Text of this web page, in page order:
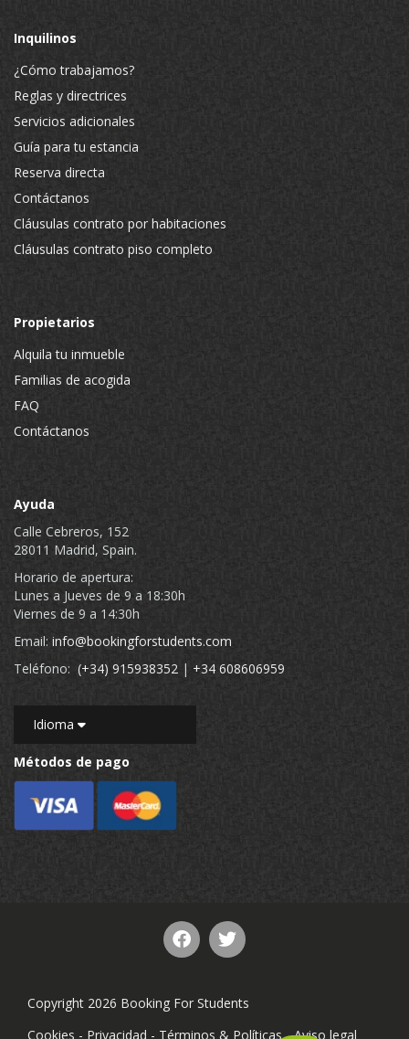
Inquilinos
¿Cómo trabajamos?
Reglas y directrices
Servicios adicionales
Guía para tu estancia
Reserva directa
Contáctanos
Cláusulas contrato por habitaciones
Cláusulas contrato piso completo
Propietarios
Alquila tu inmueble
Familias de acogida
FAQ
Contáctanos
Ayuda
Calle Cebreros, 152
28011 Madrid, Spain.
Horario de apertura:
Lunes a Jueves de 9 a 18:30h
Viernes de 9 a 14:30h
Email: info@bookingforstudents.com
Teléfono: (+34) 915938352 | +34 608606959
Idioma
Métodos de pago
Copyright 2026 Booking For Students
Cookies - Privacidad - Términos & Políticas-Aviso legal